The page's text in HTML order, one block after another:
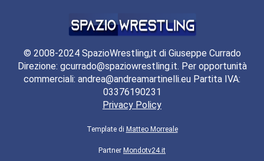
© 2008-2024 SpazioWrestling,it di Giuseppe Currado
Direzione: gcurrado@spaziowrestling.it. Per opportunità
commerciali: andrea@andreamartinelli.eu Partita IVA:
03376190231
Privacy Policy
Template di Matteo Morreale
Partner Mondotv24.it